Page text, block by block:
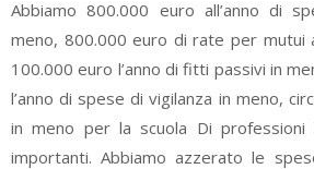
Abbiamo 800.000 euro all’anno di
meno, 800.000 euro di rate per mutui
100.000 euro l’anno di fitti passivi in
l’anno di spese di vigilanza in meno,
in meno per la scuola Di
importanti. Abbiamo azzerato le